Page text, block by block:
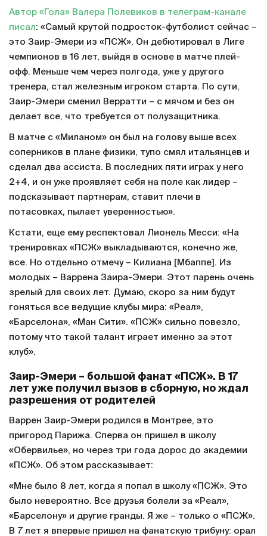
Автор «Гола» Валера Полевиков в телеграм-канале
писал: «Самый крутой подросток-футболист сейчас –
это Заир-Эмери из «ПСЖ». Он дебютировал в Лиге
чемпионов в 16 лет, выйдя в основе в матче плей-
офф. Меньше чем через полгода, уже у другого
тренера, стал железным игроком старта. По сути,
Заир-Эмери сменил Верратти – с мячом и без он
делает все, что требуется от полузащитника.
В матче с «Миланом» он был на голову выше всех
соперников в плане физики, тупо смял итальянцев и
сделал два ассиста. В последних пяти играх у него
2+4, и он уже проявляет себя на поле как лидер –
подсказывает партнерам, ставит плечи в
потасовках, пылает уверенностью».
Кстати, еще ему респектовал Лионель Месси: «На
тренировках «ПСЖ» выкладываются, конечно же,
все. Но отдельно отмечу – Килиана [Мбаппе]. Из
молодых – Варрена Заира-Эмери. Этот парень очень
зрелый для своих лет. Думаю, скоро за ним будут
гоняться все ведущие клубы мира: «Реал»,
«Барселона», «Ман Сити». «ПСЖ» сильно повезло,
потому что такой талант играет именно за этот
клуб».
Заир-Эмери – большой фанат «ПСЖ». В 17
лет уже получил вызов в сборную, но ждал
разрешения от родителей
Варрен Заир-Эмери родился в Монтрее, это
пригород Парижа. Сперва он пришел в школу
«Обервилье», но через три года дорос до академии
«ПСЖ». Об этом рассказывает:
«Мне было 8 лет, когда я попал в школу «ПСЖ». Это
было невероятно. Все друзья болели за «Реал»,
«Барселону» и другие гранды. Я же – только о «ПСЖ».
В 7 лет я впервые пришел на фанатскую трибуну: орал